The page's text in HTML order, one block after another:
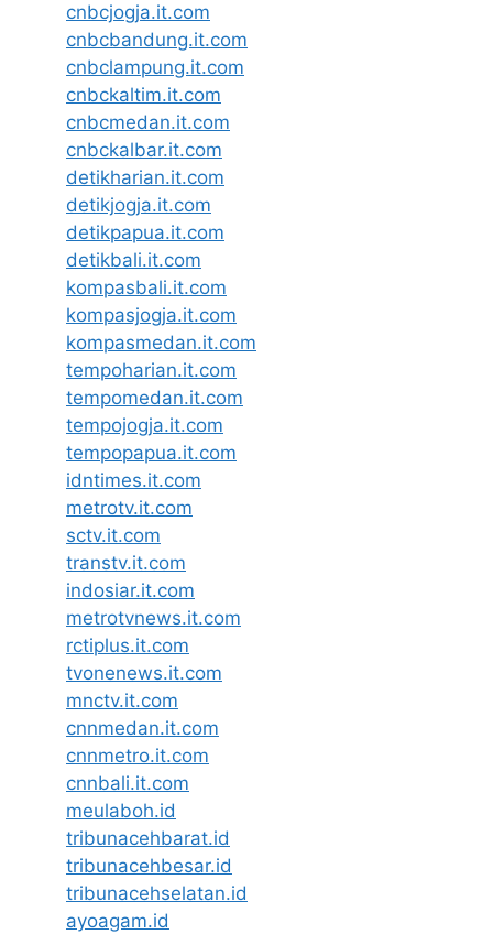
cnbcjogja.it.com
cnbcbandung.it.com
cnbclampung.it.com
cnbckaltim.it.com
cnbcmedan.it.com
cnbckalbar.it.com
detikharian.it.com
detikjogja.it.com
detikpapua.it.com
detikbali.it.com
kompasbali.it.com
kompasjogja.it.com
kompasmedan.it.com
tempoharian.it.com
tempomedan.it.com
tempojogja.it.com
tempopapua.it.com
idntimes.it.com
metrotv.it.com
sctv.it.com
transtv.it.com
indosiar.it.com
metrotvnews.it.com
rctiplus.it.com
tvonenews.it.com
mnctv.it.com
cnnmedan.it.com
cnnmetro.it.com
cnnbali.it.com
meulaboh.id
tribunacehbarat.id
tribunacehbesar.id
tribunacehselatan.id
ayoagam.id